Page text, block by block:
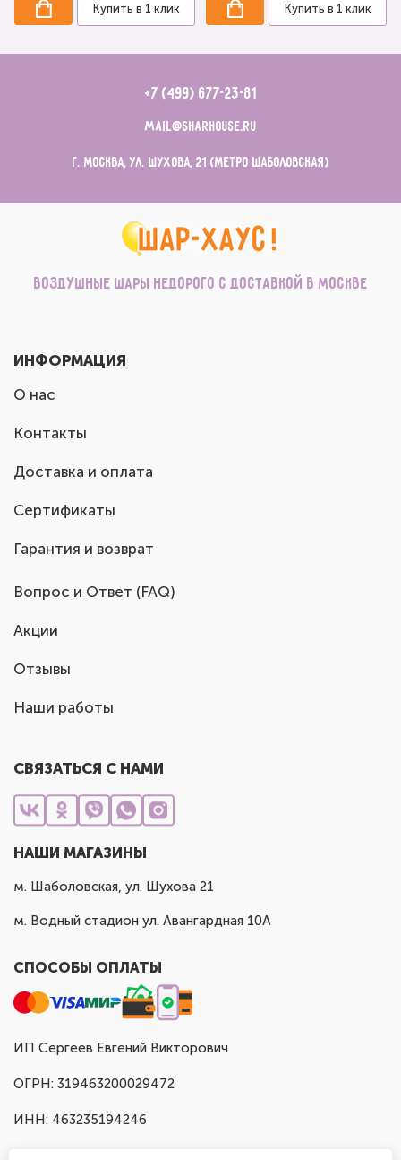
Купить в 1 клик Купить в 1 клик
+7 (499) 677-23-81
mail@sharhouse.ru
г. Москва, ул. Шухова, 21 (метро Шаболовская)
Воздушные шары недорого с доставкой в Москве
ИНФОРМАЦИЯ
О нас
Контакты
Доставка и оплата
Сертификаты
Гарантия и возврат
Вопрос и Ответ (FAQ)
Акции
Отзывы
Наши работы
СВЯЗАТЬСЯ С НАМИ
НАШИ МАГАЗИНЫ
м. Шаболовская, ул. Шухова 21
м. Водный стадион ул. Авангардная 10А
СПОСОБЫ ОПЛАТЫ
ИП Сергеев Евгений Викторович
ОГРН: 319463200029472
ИНН: 463235194246